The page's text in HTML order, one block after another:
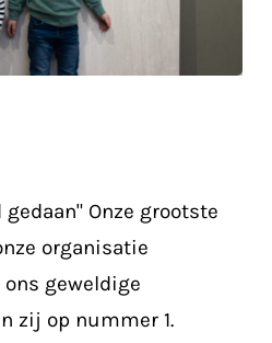
Onze grootste
organisatie
geweldige
zij op nummer 1.